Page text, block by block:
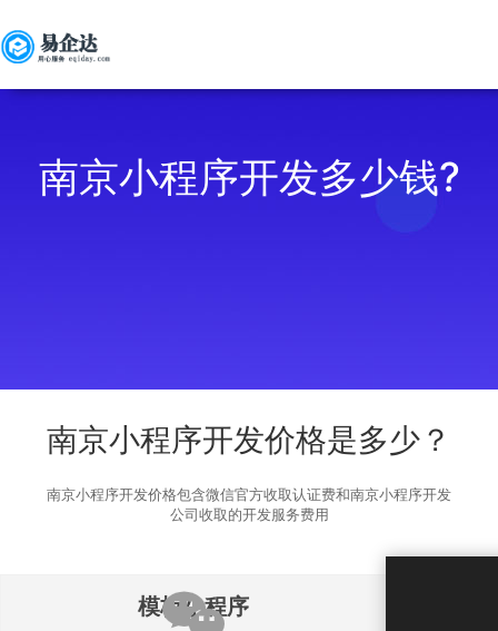
南京小程序开发多少钱?
南京小程序开发价格是多少？
南京小程序开发价格包含微信官方收取认证费和南京小程序开发
公司收取的开发服务费用
模板小程序